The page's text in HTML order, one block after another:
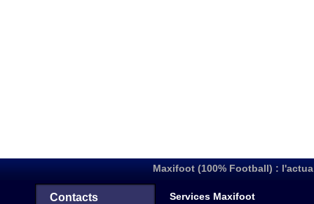
Maxifoot (100% Football) :
Contacts Services Maxifoot